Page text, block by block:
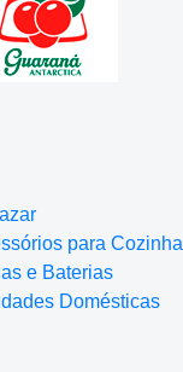
para Cozinha
e Baterias
Domésticas